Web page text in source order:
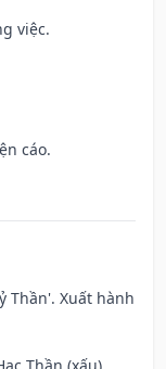
việc.
cáo.
Thần'. Xuất hành